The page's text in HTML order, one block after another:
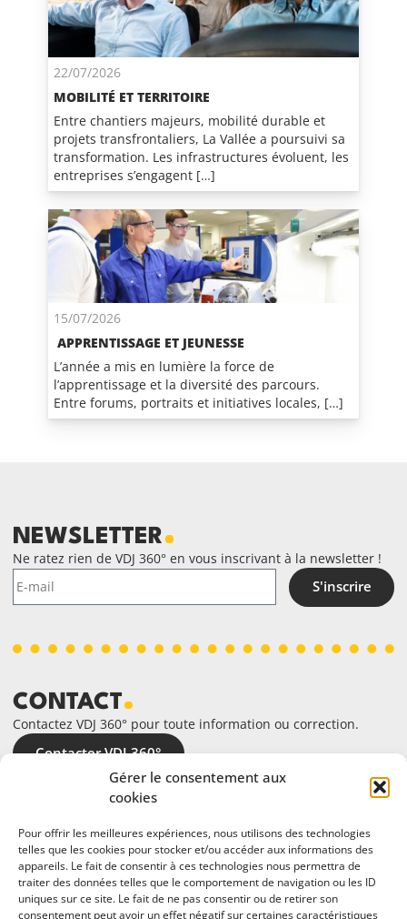
Gérer le consentement aux
cookies
Pour offrir les meilleures expériences, nous utilisons des technologies
telles que les cookies pour stocker et/ou accéder aux informations des
appareils. Le fait de consentir à ces technologies nous permettra de
traiter des données telles que le comportement de navigation ou les ID
uniques sur ce site. Le fait de ne pas consentir ou de retirer son
consentement peut avoir un effet négatif sur certaines caractéristiques
22/07/2026
MOBILITÉ ET TERRITOIRE
Entre chantiers majeurs, mobilité durable et
projets transfrontaliers, La Vallée a poursuivi sa
transformation. Les infrastructures évoluent, les
entreprises s’engagent […]
15/07/2026
APPRENTISSAGE ET JEUNESSE
L’année a mis en lumière la force de
l’apprentissage et la diversité des parcours.
Entre forums, portraits et initiatives locales, […]
NEWSLETTER
Ne ratez rien de VDJ 360° en vous inscrivant à la newsletter !
S'inscrire
CONTACT
Contactez VDJ 360° pour toute information ou correction.
Contacter VDJ 360°